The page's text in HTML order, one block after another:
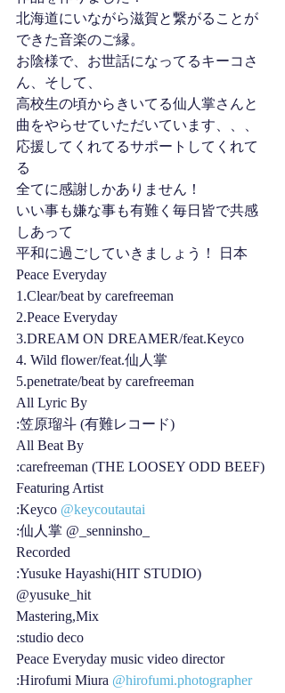
北海道にいながら滋賀と繋がることが
できた音楽のご縁。
お陰様で、お世話になってるキーコさ
ん、そして、
高校生の頃からきいてる仙人掌さんと
曲をやらせていただいています、、、
応援してくれてるサポートしてくれて
る
全てに感謝しかありません！
いい事も嫌な事も有難く毎日皆で共感
しあって
平和に過ごしていきましょう！ 日本
Peace Everyday
1.Clear/beat by carefreeman
2.Peace Everyday
3.DREAM ON DREAMER/feat.Keyco
4. Wild flower/feat.仙人掌
5.penetrate/beat by carefreeman
All Lyric By
:笠原瑠斗 (有難レコード)
All Beat By
:carefreeman (THE LOOSEY ODD BEEF)
Featuring Artist
:Keyco @keycoutautai
:仙人掌 @_senninsho_
Recorded
:Yusuke Hayashi(HIT STUDIO)
@yusuke_hit
Mastering,Mix
:studio deco
Peace Everyday music video director
:Hirofumi Miura @hirofumi.photographer